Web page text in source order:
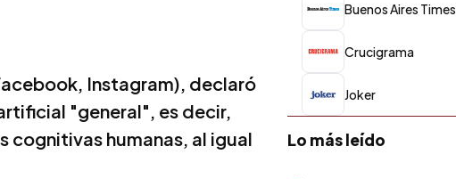
Instagram), declaró
"general", es decir,
humanas, al igual
Buenos Aires Times
Crucigrama
Joker
Lo más leído